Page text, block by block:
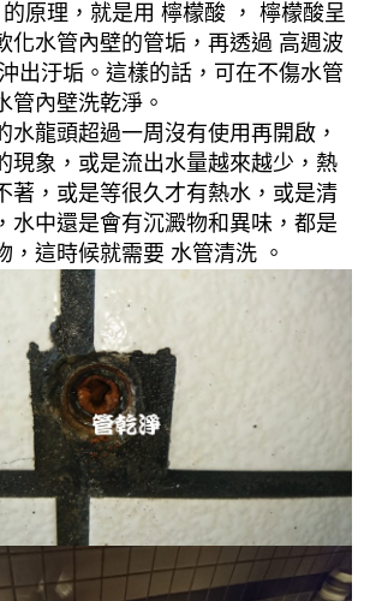
原理，就是用 檸檬酸 ， 檸檬酸呈
化水管內壁的管垢，再透過 高週波
出汙垢。這樣的話，可在不傷水管
管內壁洗乾淨。
水龍頭超過一周沒有使用再開啟，
現象，或是流出水量越來越少，熱
著，或是等很久才有熱水，或是清
水中還是會有沉澱物和異味，都是
，這時候就需要 水管清洗 。